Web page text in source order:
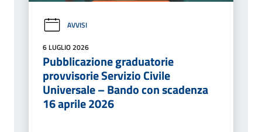
AVVISI
6 LUGLIO 2026
Pubblicazione graduatorie
provvisorie Servizio Civile
Universale – Bando con scadenza
16 aprile 2026